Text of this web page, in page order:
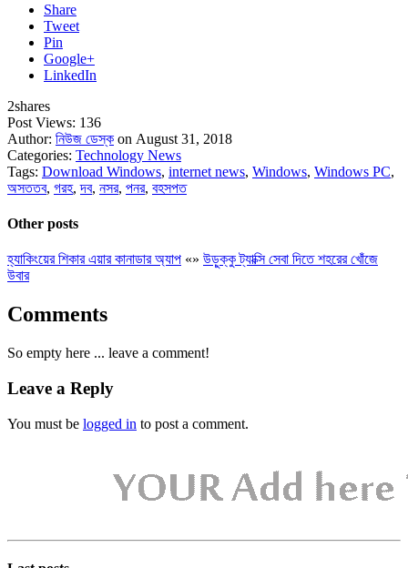
Share
Tweet
Pin
Google+
LinkedIn
2shares
Post Views: 136
Author: নিউজ ডেস্ক on August 31, 2018
Categories: Technology News
Tags: Download Windows, internet news, Windows, Windows PC,
অসততব, গরহ,দব, নসর, পনর, বহসপত
Other posts
হ্যাকিংয়ের শিকার এয়ার কানাডার অ্যাপ «» উড়ুক্কু ট্যাক্সি সেবা দিতে শহরের খোঁজে
উবার
Comments
So empty here ... leave a comment!
Leave a Reply
You must be logged in to post a comment.